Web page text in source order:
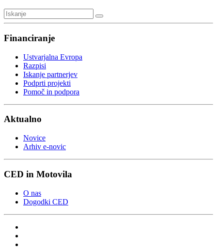
Financiranje
Ustvarjalna Evropa
Razpisi
Iskanje partnerjev
Podprti projekti
Pomoč in podpora
Aktualno
Novice
Arhiv e-novic
CED in Motovila
O nas
Dogodki CED